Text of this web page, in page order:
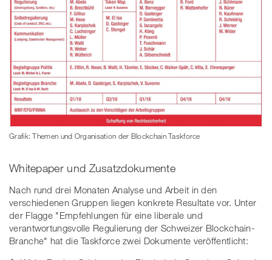
Grafik: Themen und Organisation der Blockchain Taskforce
Whitepaper und Zusatzdokumente
Nach rund drei Monaten Analyse und Arbeit in den
verschiedenen Gruppen liegen konkrete Resultate vor. Unter
der Flagge "Empfehlungen für eine liberale und
verantwortungsvolle Regulierung der Schweizer Blockchain-
Branche" hat die Taskforce zwei Dokumente veröffentlicht: